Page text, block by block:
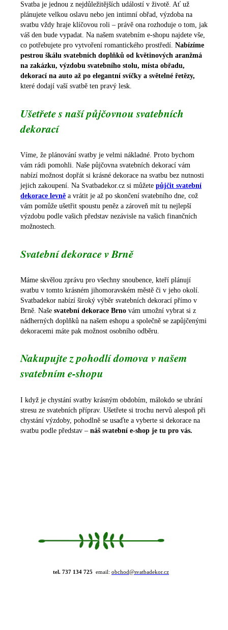
Svatba je jednou z nejdůležitějších událostí v životě. Ať už
plánujete velkou oslavu nebo jen intimní obřad, výzdoba na
svatbu vždy hraje klíčovou roli – právě ona rozhoduje o tom, jak
váš den bude vypadat. Na našem svatebním e-shopu najdete vše,
co potřebujete pro vytvoření romantického prostředí. Nabízíme
pestrou škálu svatebních doplňků od květinových aranžmá
na zakázku, výzdobu svatebního stolu, místa obřadu,
dekorací na auto až po elegantní svíčky a světelné řetězy,
které dodají vaší svatbě ten pravý lesk.
Ušetřete s naší půjčovnou svatebních
dekorací
Víme, že plánování svatby je velmi nákladné. Proto bychom
vám rádi pomohli. Naše půjčovna svatebních dekorací vám
nabízí možnost dopřát si krásné dekorace na svatbu bez nutnosti
jejich zakoupení. Na Svatbadekor.cz si můžete půjčit svatební
dekorace levně a vrátit je až po skončení svatebního dne, což
vám pomůže ušetřit spoustu peněz a zároveň mít tu nejlepší
výzdobu podle vašich představ nezávisle na vašich finančních
možnostech.
Svatební dekorace v Brně
Máme skvělou zprávu pro všechny snoubence, kteří plánují
svatbu v tomto krásném jihomoravském městě či v jeho okolí.
Svatbadekor nabízí široký výběr svatebních dekorací přímo v
Brně. Naše svatební dekorace Brno vám umožní vybrat si z
nádherných doplňků na našem eshopu a společně se zapůjčenými
dekoracemi máte pak možnost osobního odběru.
Nakupujte z pohodlí domova v našem
svatebním e-shopu
I když je chystání svatby krásným obdobím, málokdo se ubrání
stresu ze svatebních příprav. Ušetřete si trochu nervů alespoň při
chystání výzdoby, pohodlně se usaďte a vyberte si dekorace na
svatbu podle představ – náš svatební e-shop je tu pro vás.
tel. 737 134 725 email: obchod@svatbadekor.cz